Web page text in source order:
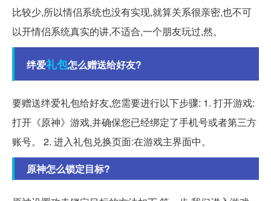
比较少,所以情侣系统也没有实现,就算关系很亲密,也不可
以开情侣系统真实的讲,不适合,一个朋友玩过,然。
绊爱礼包怎么赠送给好友?
要赠送绊爱礼包给好友,您需要进行以下步骤: 1. 打开游戏:
打开《原神》游戏,并确保您已经绑定了手机号或者第三方
账号。 2. 进入礼包兑换页面:在游戏主界面中。
原神怎么锁定目标?